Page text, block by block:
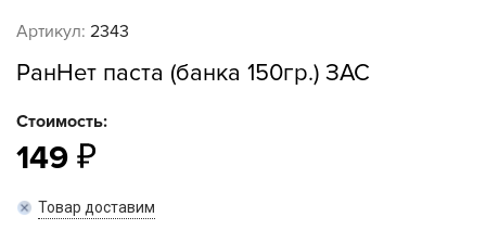
Артикул: 2343
РанНет паста (банка 150гр.) ЗАС
Стоимость:
149
Товар доставим